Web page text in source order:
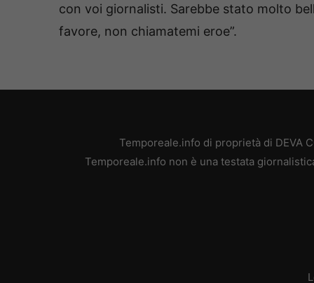
con voi giornalisti. Sarebbe stato molto
favore, non chiamatemi eroe”.
Temporeale.info di proprietà di DEVA
Temporeale.info non è una testata